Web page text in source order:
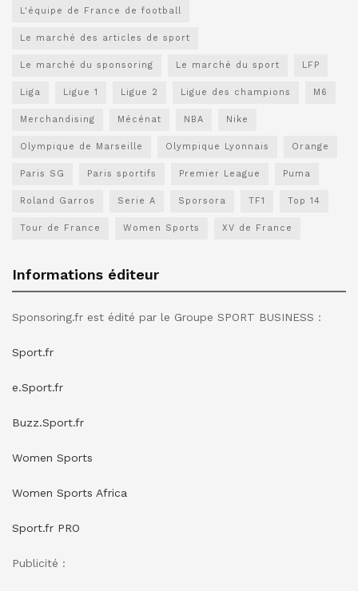
L'équipe de France de football
Le marché des articles de sport
Le marché du sponsoring Le marché du sport LFP
Liga Ligue 1 Ligue 2 Ligue des champions M6
Merchandising Mécénat NBA Nike
Olympique de Marseille Olympique Lyonnais Orange
Paris SG Paris sportifs Premier League Puma
Roland Garros Serie A Sporsora TF1 Top 14
Tour de France Women Sports XV de France
Informations éditeur
Sponsoring.fr est édité par le Groupe SPORT BUSINESS :
Sport.fr
e.Sport.fr
Buzz.Sport.fr
Women Sports
Women Sports Africa
Sport.fr PRO
Publicité :